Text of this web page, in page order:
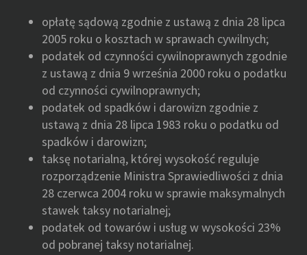
opłatę sądową zgodnie z ustawą z dnia 28 lipca
2005 roku o kosztach w sprawach cywilnych;
podatek od czynności cywilnoprawnych zgodnie
z ustawą z dnia 9 września 2000 roku o podatku
od czynności cywilnoprawnych;
podatek od spadków i darowizn zgodnie z
ustawą z dnia 28 lipca 1983 roku o podatku od
spadków i darowizn;
taksę notarialną, której wysokość reguluje
rozporządzenie Ministra Sprawiedliwości z dnia
28 czerwca 2004 roku w sprawie maksymalnych
stawek taksy notarialnej;
podatek od towarów i usług w wysokości 23%
od pobranej taksy notarialnej.